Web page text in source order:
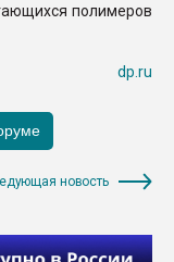
полимеров
dp.ru
новость